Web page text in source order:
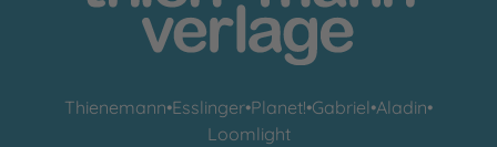
Thienemann•Esslinger•Planet!•Gabriel•Aladin•
Loomlight